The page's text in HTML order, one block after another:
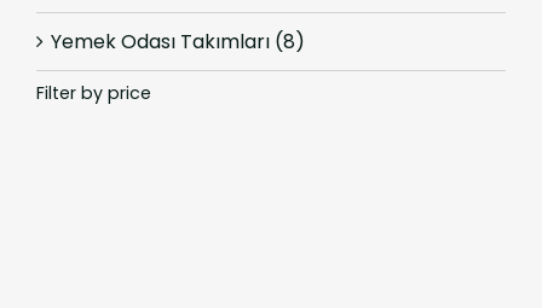
Yemek Odası Takımları (8)
Filter by price